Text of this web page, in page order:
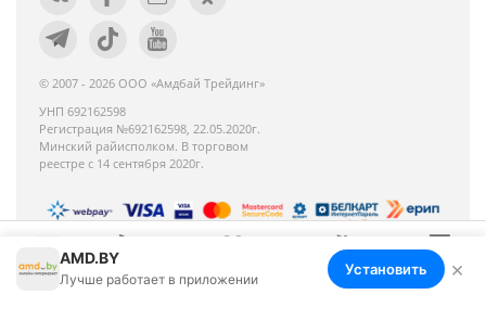
Меню Корзина Избранное Сравнение Войти
© 2007 - 2026 ООО «Амдбай Трейдинг»
УНП 692162598
Регистрация №692162598, 22.05.2020г.
Минский райисполком. В торговом
реестре с 14 сентября 2020г.
Номер телефона работников местных
исполнительных и распорядительных органов по
AMD.BY
Лучше работает в приложении
Установить ×